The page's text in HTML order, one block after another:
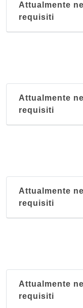
Attualmente
requisiti
Attualmente
requisiti
Attualmente
requisiti
Attualmente
requisiti